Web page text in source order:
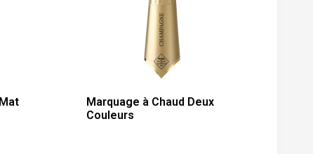
Marquage à Chaud Deux
Couleurs